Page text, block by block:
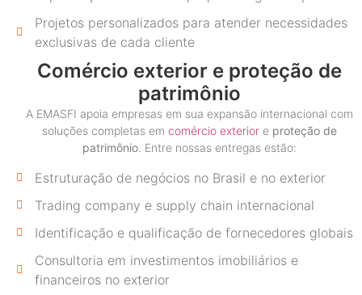
Projetos personalizados para atender necessidades
exclusivas de cada cliente
Comércio exterior e proteção de
patrimônio
A EMASFI apoia empresas em sua expansão internacional com
soluções completas em comércio exteriore proteção de
patrimônio. Entre nossas entregas estão:
Estruturação de negócios no Brasil e no exterior
Trading company e supply chain internacional
Identificação e qualificação de fornecedores globais
Consultoria em investimentos imobiliários e
financeiros no exterior